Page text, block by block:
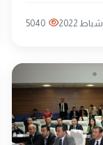
5040